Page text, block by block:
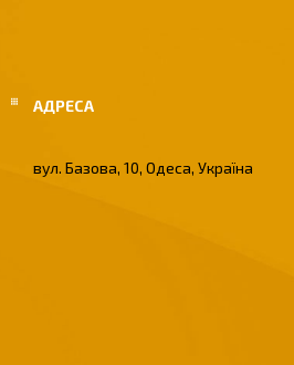
вул. Базова, 10, Одеса, Україна